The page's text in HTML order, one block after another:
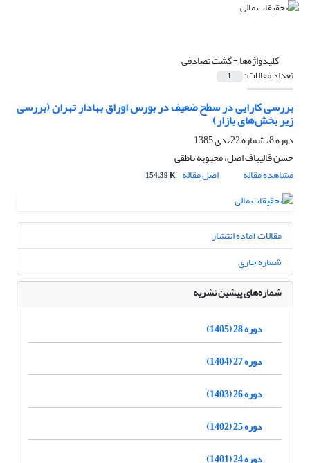
کلیدواژه‌ها =گشت تصادفی
تعداد مقالات: 1
بررسی کارایی در سطح ضعیف در بورس اوراق بهادار تهران (بررسی
زیر بخش‌های بازار)
دوره 8، شماره 22، دی 1385
حسن قالیباف اصل، محبوبه ناطقی
مشاهده مقاله
اصل مقاله 154.39 K
مقالات آماده انتشار
شماره جاری
شماره‌های پیشین نشریه
دوره 28 (1405)
دوره 27 (1404)
دوره 26 (1403)
دوره 25 (1402)
دوره 24 (1401)